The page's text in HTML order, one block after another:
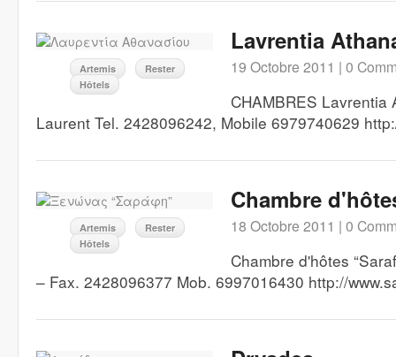
Artemis
Rester
Hôtels
Lavrentia
19 Octobre 2011 | 0
CHAMBRES Lavrentia
Laurent Tel. 2428096242, Mobile 6979740629
Artemis
Rester
Hôtels
Chambre
18 Octobre 2011 | 0
Chambre d'hôtes
– Fax. 2428096377 Mob. 6997016430 http://